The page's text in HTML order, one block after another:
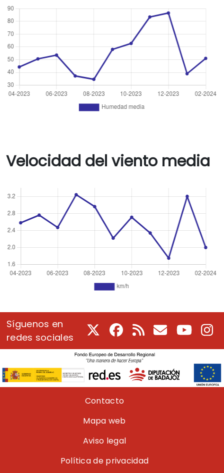
Velocidad del viento media
Síguenos en
redes sociales
Facebook
RSS CorreoYoutube
Pie de páginaContacto
Mapa web
Aviso legal
Política de privacidad